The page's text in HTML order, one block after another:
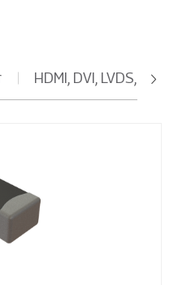
HDMI, DVI, LVDS,